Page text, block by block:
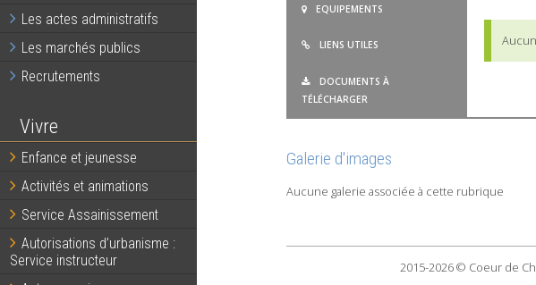
Les actes administratifs
Les marchés publics
Recrutements
Vivre
Enfance et jeunesse
Activités et animations
Service Assainissement
Autorisations d’urbanisme :
Service instructeur
EQUIPEMENTS
LIENS UTILES
DOCUMENTS À
TÉLÉCHARGER
Galerie d'images
Aucune galerie associée à cette rubrique
2015-2026 © Coeur de